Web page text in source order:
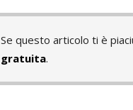
Se questo articolo ti è
gratuita.